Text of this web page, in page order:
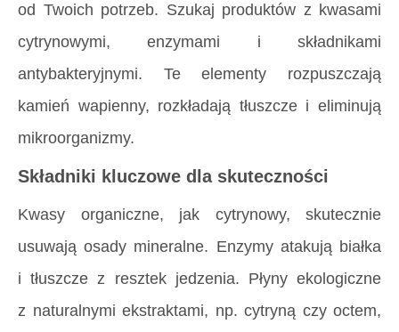
od Twoich potrzeb. Szukaj produktów z kwasami
cytrynowymi, enzymami i składnikami
antybakteryjnymi. Te elementy rozpuszczają
kamień wapienny, rozkładają tłuszcze i eliminują
mikroorganizmy.
Składniki kluczowe dla skuteczności
Kwasy organiczne, jak cytrynowy, skutecznie
usuwają osady mineralne. Enzymy atakują białka
i tłuszcze z resztek jedzenia. Płyny ekologiczne
z naturalnymi ekstraktami, np. cytryną czy octem,